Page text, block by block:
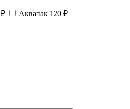
₽ Аквапак 120 ₽